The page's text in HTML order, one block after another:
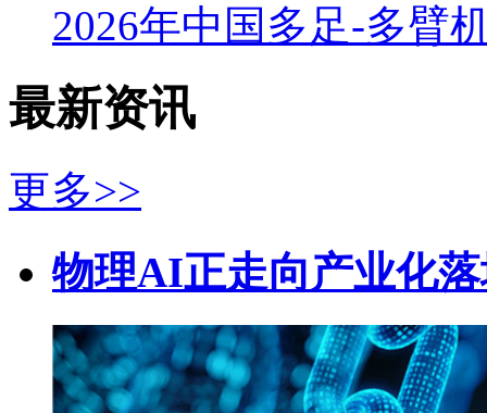
2026年中国多足-多臂
最新资讯
更多>>
物理AI正走向产业化